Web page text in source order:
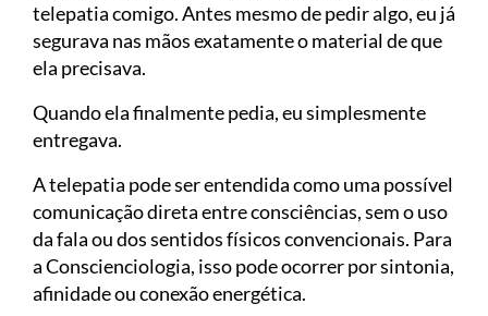
telepatia comigo. Antes mesmo de pedir algo, eu já
segurava nas mãos exatamente o material de que
ela precisava.
Quando ela finalmente pedia, eu simplesmente
entregava.
A telepatia pode ser entendida como uma possível
comunicação direta entre consciências, sem o uso
da fala ou dos sentidos físicos convencionais. Para
a Conscienciologia, isso pode ocorrer por sintonia,
afinidade ou conexão energética.